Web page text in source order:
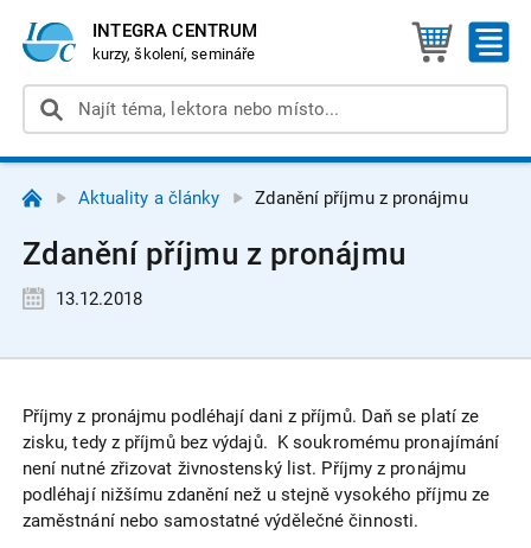
INTEGRA CENTRUM
kurzy, školení, semináře
Aktuality a články Zdanění příjmu z pronájmu
Zdanění příjmu z pronájmu
13.12.2018
Příjmy z pronájmu podléhají dani z příjmů. Daň se platí ze
zisku, tedy z příjmů bez výdajů. K soukromému pronajímání
není nutné zřizovat živnostenský list. Příjmy z pronájmu
podléhají nižšímu zdanění než u stejně vysokého příjmu ze
zaměstnání nebo samostatné výdělečné činnosti.